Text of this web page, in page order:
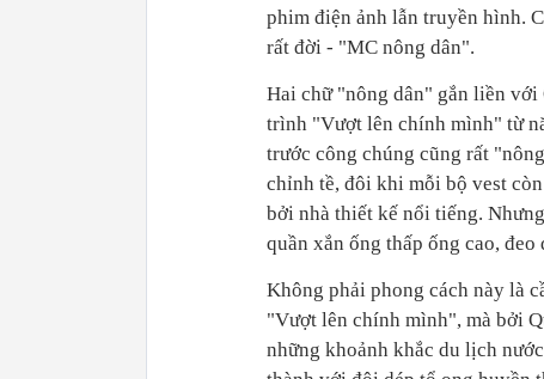
phim điện ảnh lẫn truyền hình.
rất đời - "MC nông dân".
Hai chữ "nông dân" gắn liền
trình "Vượt lên chính mình" từ
trước công chúng cũng rất
chỉnh tề, đôi khi mỗi bộ vest
bởi nhà thiết kế nổi tiếng.
quần xắn ống thấp ống cao,
Không phải phong cách này là
"Vượt lên chính mình", mà bởi
những khoảnh khắc du lịch